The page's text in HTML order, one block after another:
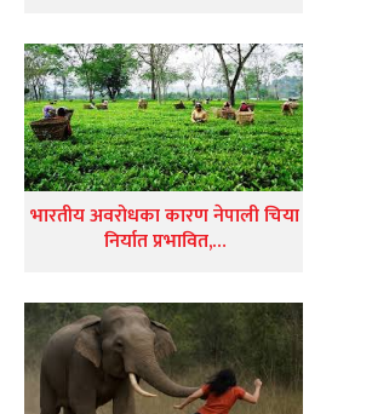
भारतीय अवरोधका कारण नेपाली चिया
निर्यात प्रभावित,…